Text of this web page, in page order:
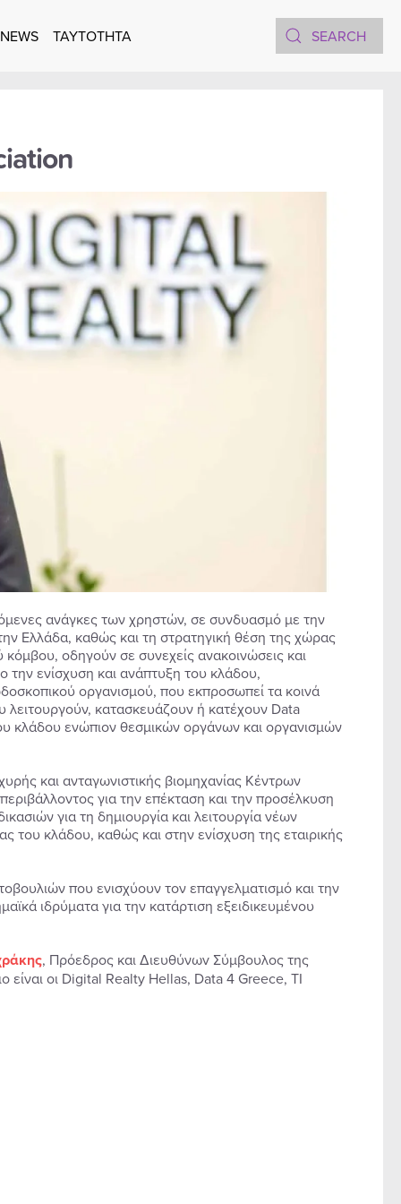
TAYTOTHTA
ανάγκες των χρηστών, σε συνδυασμό με την
Ελλάδα, καθώς και τη στρατηγική θέση της χώρας
οδηγούν σε συνεχείς ανακοινώσεις και
ενίσχυση και ανάπτυξη του κλάδου,
οργανισμού, που εκπροσωπεί τα κοινά
λειτουργούν, κατασκευάζουν ή κατέχουν Data
κλάδου ενώπιον θεσμικών οργάνων και οργανισμών
και ανταγωνιστικής βιομηχανίας Κέντρων
για την επέκταση και την προσέλκυση
για τη δημιουργία και λειτουργία νέων
του κλάδου, καθώς και στην ενίσχυση της εταιρικής
που ενισχύουν τον επαγγελματισμό και την
ιδρύματα για την κατάρτιση εξειδικευμένου
, Πρόεδρος και Διευθύνωv Σύμβουλος της
είναι οι Digital Realty Hellas, Data 4 Greece, TI